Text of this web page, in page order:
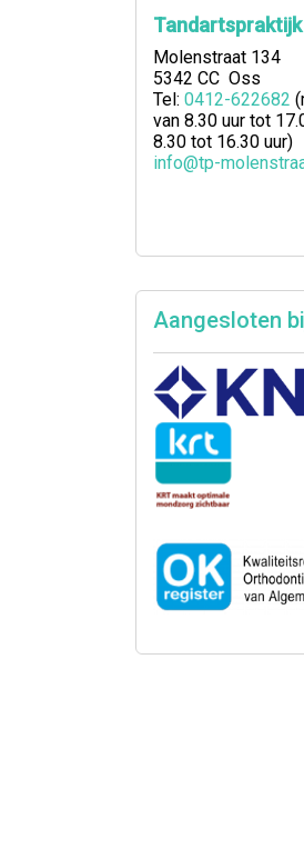
Molenstraat 134
5342 CC Oss
Tel: 0412-622682
van 8.30 uur tot
8.30 tot 16.30 uur)
info@tp-
Aangesloten